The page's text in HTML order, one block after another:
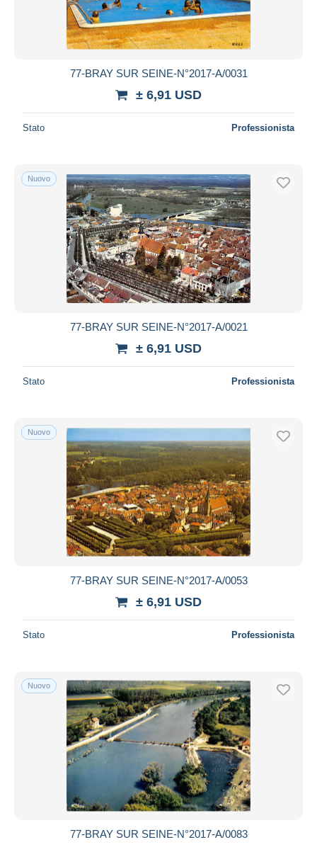
77-BRAY SUR SEINE-N°2017-A/0031
± 6,91 USD
Stato Professionista
Nuovo
77-BRAY SUR SEINE-N°2017-A/0021
± 6,91 USD
Stato Professionista
Nuovo
77-BRAY SUR SEINE-N°2017-A/0053
± 6,91 USD
Stato Professionista
Nuovo
77-BRAY SUR SEINE-N°2017-A/0083